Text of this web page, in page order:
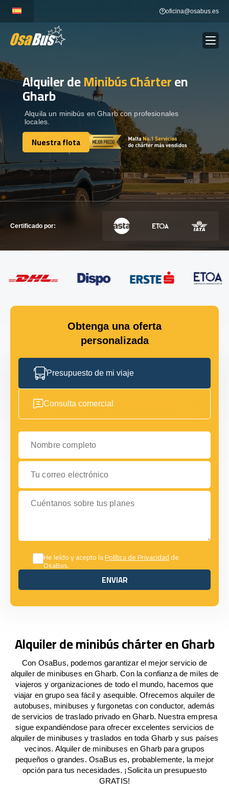
content
oficina@osabus.es
ALQUILER DE AUTOCARES Show dropdown
DESTINOS
RECORRIDAS Show dropdown
Alquiler deMinibús Chárteren
Gharb
Alquila un minibús en Gharb con profesionales
locales.
Nuestra flota
Nuestra flota
Certificado por:
Obtenga una oferta
personalizada
Presupuesto de mi viaje
Consulta comercial
Nombre completo
Tu correo electrónico
Cuéntanos sobre tus planes
He leído y acepto laPolítica de Privacidadde
OsaBus.
ENVIAR
ENVIAR
Alquiler de minibús chárter en Gharb
Con OsaBus, podemos garantizar el mejor servicio de
alquiler de minibuses en Gharb. Con la confianza de miles de
viajeros y organizaciones de todo el mundo, hacemos que
viajar en grupo sea fácil y asequible. Ofrecemos alquiler de
autobuses, minibuses y furgonetas con conductor, además
de servicios de traslado privado en Gharb. Nuestra empresa
sigue expandiéndose para ofrecer excelentes servicios de
alquiler de minibuses y traslados en toda Gharb y sus países
vecinos. Alquiler de minibuses en Gharb para grupos
pequeños o grandes. OsaBus es, probablemente, la mejor
opción para tus necesidades. ¡Solicita un presupuesto
GRATIS!